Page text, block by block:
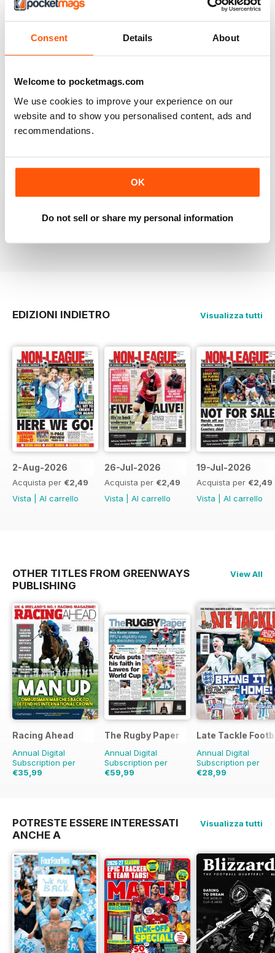
Consent Details About
Welcome to pocketmags.com
We use cookies to improve your experience on our
website and to show you personalised content, ads and
recommendations.
OK
Do not sell or share my personal information
Best Mag for Non League Players making the
now buy On Line
EDIZIONI INDIETRO Visualizza tutti
2-Aug-2026
Acquista per €2,49
Vista
Al carrello
26-Jul-2026
Acquista per €2,49
Vista
Al carrello
19-Jul-2026
Acquista per €2,49
Vista
Al carrello
OTHER TITLES FROM GREENWAYS
PUBLISHING
View All
Racing Ahead
Annual Digital
Subscription per
€35,99
The Rugby Paper
Annual Digital
Subscription per
€59,99
Late Tackle
Annual Digital
Subscription per
€28,99
POTRESTE ESSERE INTERESSATI
ANCHE A
Visualizza tutti